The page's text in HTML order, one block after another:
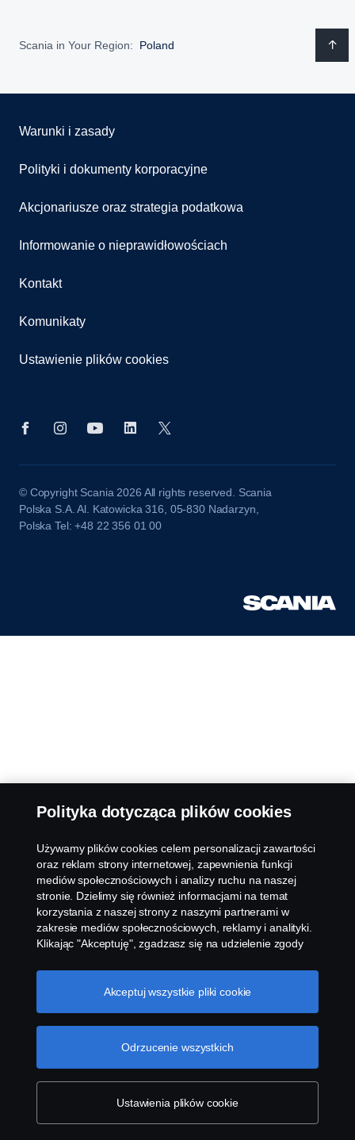
Scania in Your Region: Poland
Warunki i zasady
Polityki i dokumenty korporacyjne
Akcjonariusze oraz strategia podatkowa
Informowanie o nieprawidłowościach
Kontakt
Komunikaty
Ustawienie plików cookies
© Copyright Scania 2026 All rights reserved. Scania
Polska S.A. Al. Katowicka 316, 05-830 Nadarzyn,
Polska Tel: +48 22 356 01 00
Polityka dotycząca plików cookies
Używamy plików cookies celem personalizacji zawartości
oraz reklam strony internetowej, zapewnienia funkcji
mediów społecznościowych i analizy ruchu na naszej
stronie. Dzielimy się również informacjami na temat
korzystania z naszej strony z naszymi partnerami w
zakresie mediów społecznościowych, reklamy i analityki.
Klikając "Akceptuję", zgadzasz się na udzielenie zgody
się informacjami. Możesz również zarządzać swoimi
plikami cookies, klikając na "Ustawienia plików cookies" i
sekcję dotyczącą plików cookies, którą można znaleźć
klikając na link poniżej tego tekstu. Cookie policy
Ustawienia plików cookie
Odrzucenie wszystkich
Akceptuj wszystkie pliki cookie